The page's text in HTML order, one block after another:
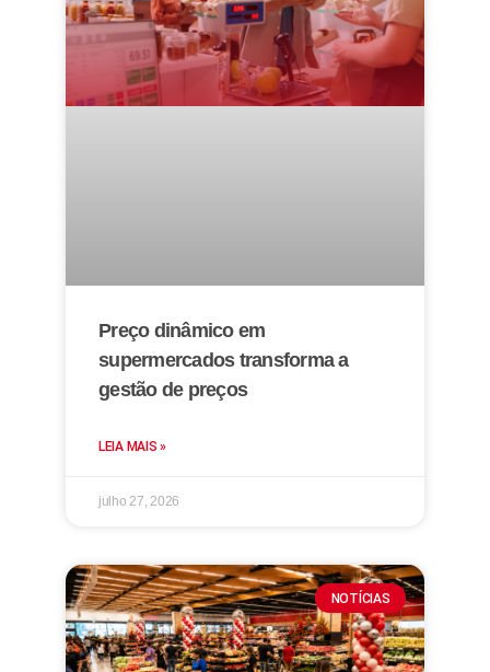
Preço dinâmico em
supermercados transforma a
gestão de preços
LEIA MAIS »
julho 27, 2026
NOTÍCIAS